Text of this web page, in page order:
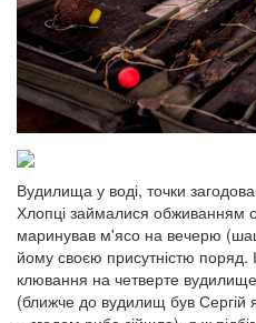
Вудилища у воді, точки
Хлопці займалися обживанням
маринував м'ясо на вечерю
йому своєю присутністю
клювання на четверте
(ближче до вудилищ був Сергій